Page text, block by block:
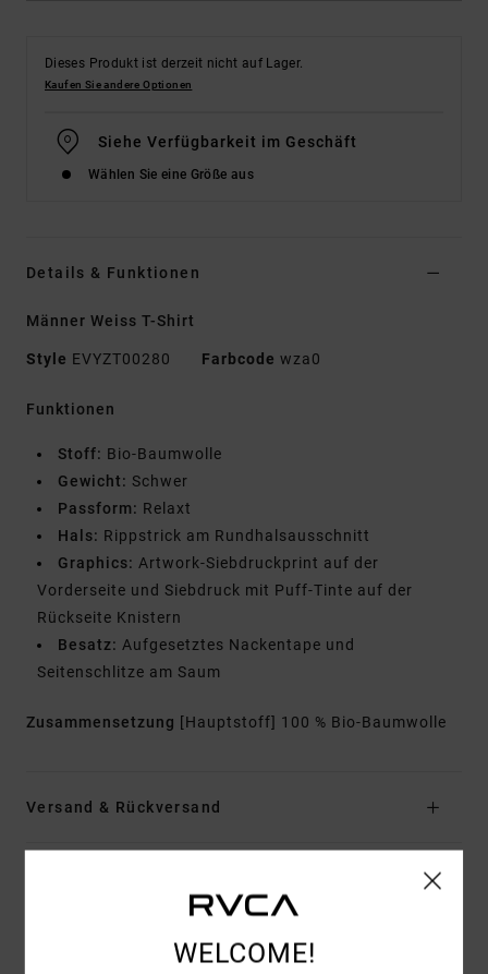
Dieses Produkt ist derzeit nicht auf Lager.
Kaufen Sie andere Optionen
Siehe Verfügbarkeit im Geschäft
Wählen Sie eine Größe aus
Details & Funktionen
Männer Weiss T-Shirt
Style EVYZT00280 Farbcode wza0
Funktionen
Stoff: Bio-Baumwolle
Gewicht: Schwer
Passform: Relaxt
Hals: Rippstrick am Rundhalsausschnitt
Graphics: Artwork-Siebdruckprint auf der
Vorderseite und Siebdruck mit Puff-Tinte auf der
Rückseite Knistern
Besatz: Aufgesetztes Nackentape und
Seitenschlitze am Saum
Zusammensetzung [Hauptstoff] 100 % Bio-Baumwolle
Versand & Rückversand
Kundenbewertungen
WELCOME!